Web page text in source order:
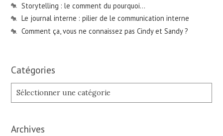
Storytelling : le comment du pourquoi…
Le journal interne : pilier de le communication interne
Comment ça, vous ne connaissez pas Cindy et Sandy ?
Catégories
Catégories
Archives